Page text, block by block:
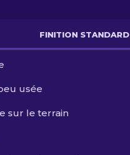
FINITION STANDARD
usée
sur le terrain